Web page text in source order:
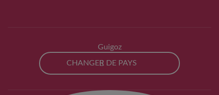
Guigoz
CHANGER DE PAYS